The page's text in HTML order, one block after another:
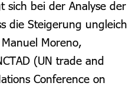
sich bei der Analyse der
die Steigerung ungleich
Moreno,
(UN trade and
Conference on